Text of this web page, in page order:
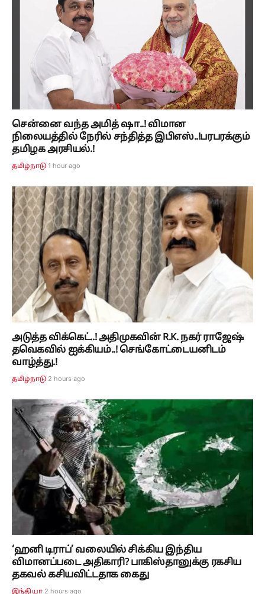
சென்னை வந்த அமித் ஷா..! விமான
நிலையத்தில் நேரில் சந்தித்த இபிஎஸ்..!பரபரக்கும்
தமிழக அரசியல்.!
தமிழ்நாடு 1 hour ago
அடுத்த விக்கெட்..! அதிமுகவின் R.K. நகர் ராஜேஷ்
தவெகவில் ஐக்கியம்..! செங்கோட்டையனிடம்
வாழ்த்து.!
தமிழ்நாடு 2 hours ago
‘ஹனி டிராப்’ வலையில் சிக்கிய இந்திய
விமானப்படை அதிகாரி? பாகிஸ்தானுக்கு ரகசிய
தகவல் கசியவிட்டதாக கைது
இந்தியா 2 hours ago